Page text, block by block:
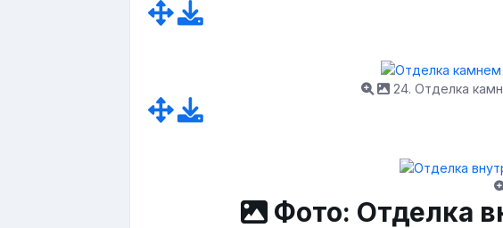
24. Отделка
Фото: Отделка